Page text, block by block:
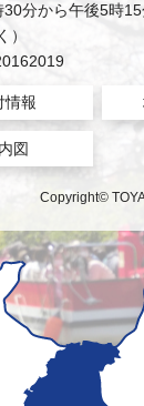
30分から午後5時
）
情報
図
Copyright©